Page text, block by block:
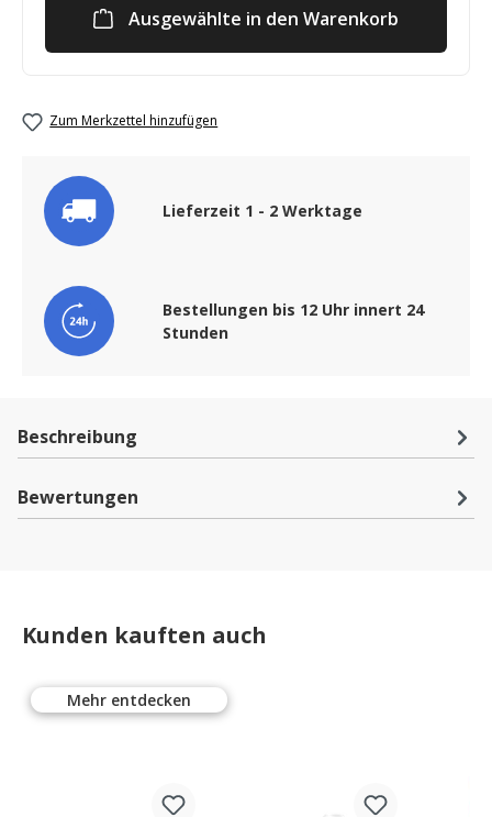
Ausgewählte in den Warenkorb
Zum Merkzettel hinzufügen
Lieferzeit 1 - 2 Werktage
Bestellungen bis 12 Uhr innert 24
Stunden
Beschreibung
Bewertungen
Kunden kauften auch
Mehr entdecken